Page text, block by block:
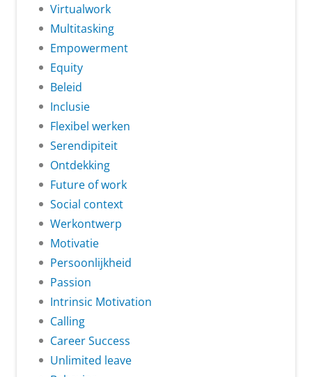
Virtualwork
Multitasking
Empowerment
Equity
Beleid
Inclusie
Flexibel werken
Serendipiteit
Ontdekking
Future of work
Social context
Werkontwerp
Motivatie
Persoonlijkheid
Passion
Intrinsic Motivation
Calling
Career Success
Unlimited leave